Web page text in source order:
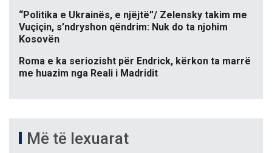
“Politika e Ukrainës, e njëjtë”/ Zelensky takim me
Vuçiçin, s’ndryshon qëndrim: Nuk do ta njohim
Kosovën
Roma e ka seriozisht për Endrick, kërkon ta marrë
me huazim nga Reali i Madridit
Më të lexuarat